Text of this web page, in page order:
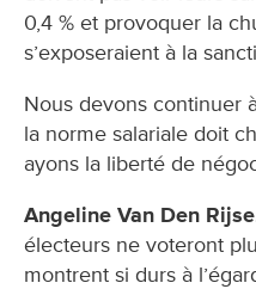
0,4 % et provoquer la
s’exposeraient à la
Nous devons continuer
la norme salariale doit
ayons la liberté de
Angeline Van Den
électeurs ne voteront
montrent si durs à